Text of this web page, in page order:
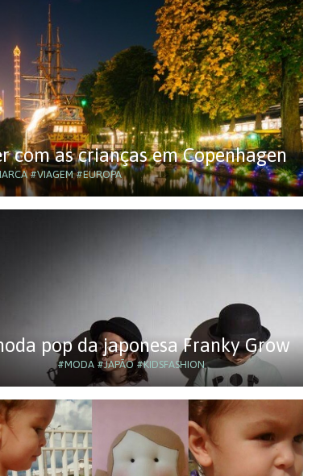
com as crianças em Copenhagen
#VIAGEM#EUROPA
pop da japonesa Franky Grow
#MODA #JAPÃO#KIDSFASHION